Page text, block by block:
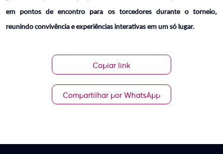
em pontos de encontro para os torcedores durante o torneio,
reunindo convivência e experiências interativas em um só lugar.
Copiar link
Compartilhar por WhatsApp